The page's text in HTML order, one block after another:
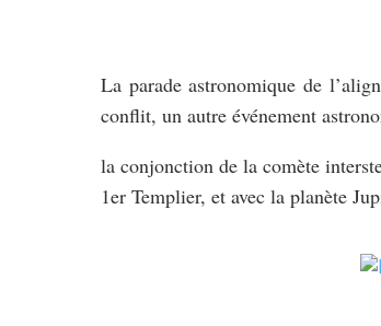
La parade astronomique de
conflit, un autre événement
la conjonction de la comète
1er Templier, et avec la planète